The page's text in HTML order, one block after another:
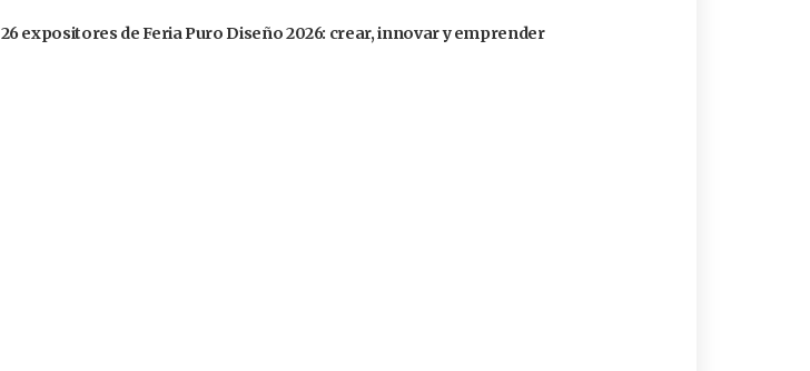
26 expositores de Feria Puro Diseño 2026: crear, innovar y emprender